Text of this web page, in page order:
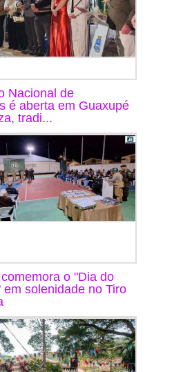
Nacional de
é aberta em Guaxupé
tradi...
o "Dia do
em solenidade no Tiro